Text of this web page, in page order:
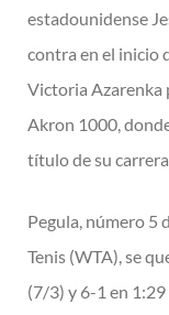
estadounidense
contra en el inicio
Victoria Azarenka
Akron 1000,
título de su
Pegula, número 5
Tenis (WTA), se
(7/3) y 6-1 en